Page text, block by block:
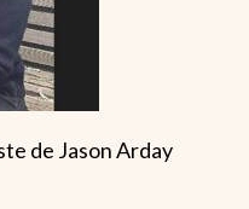
de Jason Arday